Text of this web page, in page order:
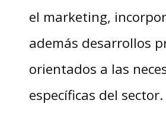
el marketing,
además desarrollos
orientados a las
específicas del sector.